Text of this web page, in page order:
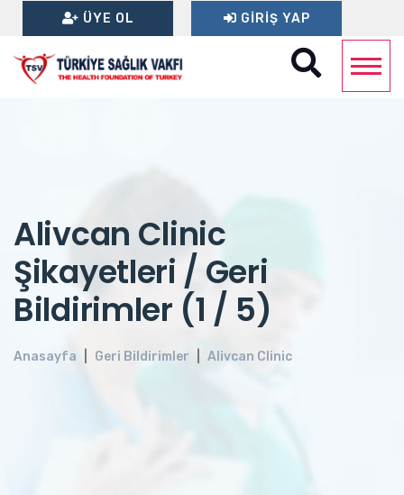
ÜYE OL GIRIŞ YAP
Alivcan Clinic
Şikayetleri / Geri
Bildirimler (1 / 5)
Anasayfa Geri Bildirimler Alivcan Clinic